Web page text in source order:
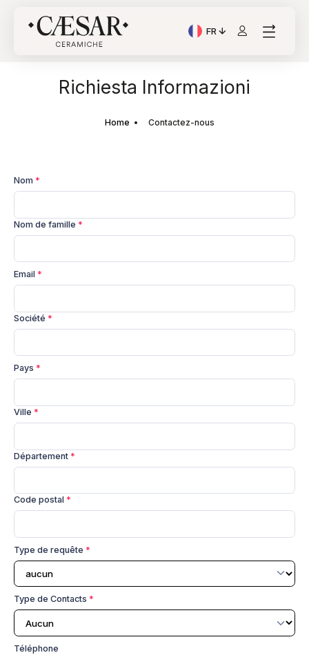
FR
Langue actuelle:
Richiesta Informazioni
Home Contactez-nous
Nom *
Nom de famille *
Email *
Société *
Pays *
Ville *
Département *
Code postal *
Type de requête *
Type de Contacts *
Téléphone